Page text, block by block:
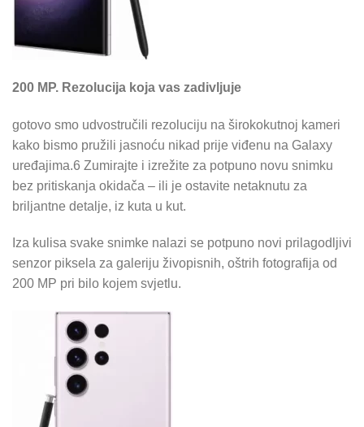
200 MP. Rezolucija koja vas zadivljuje
gotovo smo udvostručili rezoluciju na širokokutnoj kameri
kako bismo pružili jasnoću nikad prije viđenu na Galaxy
uređajima.6 Zumirajte i izrežite za potpuno novu snimku
bez pritiskanja okidača – ili je ostavite netaknutu za
briljantne detalje, iz kuta u kut.
Iza kulisa svake snimke nalazi se potpuno novi prilagodljivi
senzor piksela za galeriju živopisnih, oštrih fotografija od
200 MP pri bilo kojem svjetlu.